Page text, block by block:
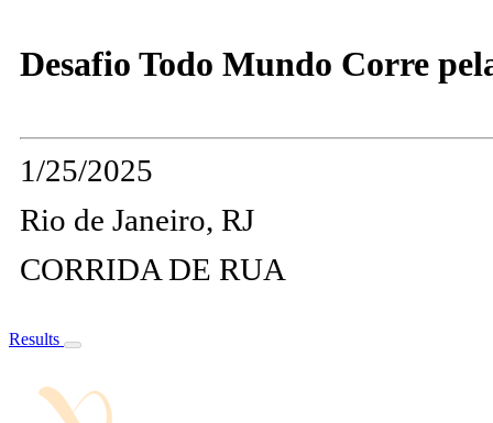
Desafio Todo Mundo Corre
1/25/2025
Rio de Janeiro, RJ
CORRIDA DE RUA
Results